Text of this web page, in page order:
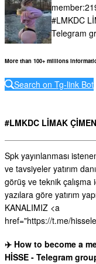
member:
#LMKDC
Telegram
More than 100+ millions
Search on Tg-link Bot
#LMKDC LİMAK
Spk yayınlanması
ve tavsiyeler yatırım
görüş ve teknik
yazılara göre yatırım
KANALIMIZ <a
href="https://t.me/
✈️ How to become a
HİSSE - Telegram